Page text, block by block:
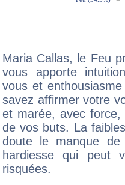
Maria Callas, le Feu
vous apporte
vous et
savez affirmer votre
et marée, avec
de vos buts. La
doute le manque
hardiesse qui peut
risquées.